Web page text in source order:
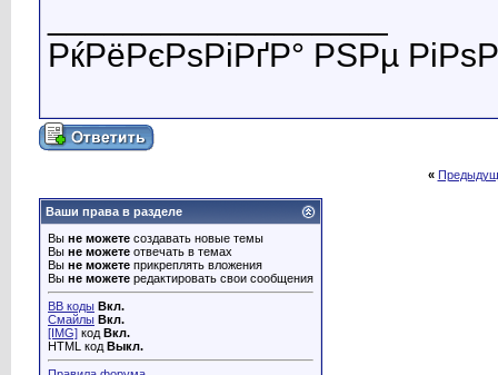
РќРёРєРѕРіРґР° РЅРµ
«
Ваши права в разделе
Вы не можете создавать новые темы
Вы не можете отвечать в темах
Вы не можете прикреплять вложения
Вы не можете редактировать свои сообщения
BB коды Вкл.
Смайлы Вкл.
[IMG] код Вкл.
HTML код Выкл.